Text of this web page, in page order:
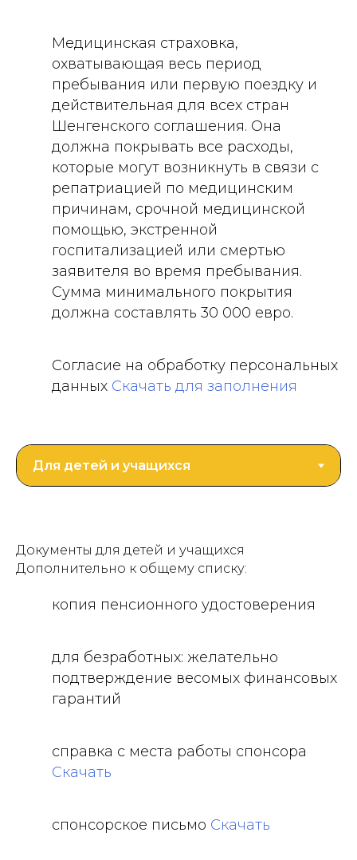
Медицинская страховка,
охватывающая весь период
пребывания или первую поездку и
действительная для всех стран
Шенгенского соглашения. Она
должна покрывать все расходы,
которые могут возникнуть в связи с
репатриацией по медицинским
причинам, срочной медицинской
помощью, экстренной
госпитализацией или смертью
заявителя во время пребывания.
Сумма минимального покрытия
должна составлять 30 000 евро.
Согласие на обработку персональных
данных Скачать для заполнения
Документы для детей и учащихся
Дополнительно к общему списку:
копия пенсионного удостоверения
для безработных: желательно
подтверждение весомых финансовых
гарантий
справка с места работы спонсора
Скачать
спонсорское письмо Скачать